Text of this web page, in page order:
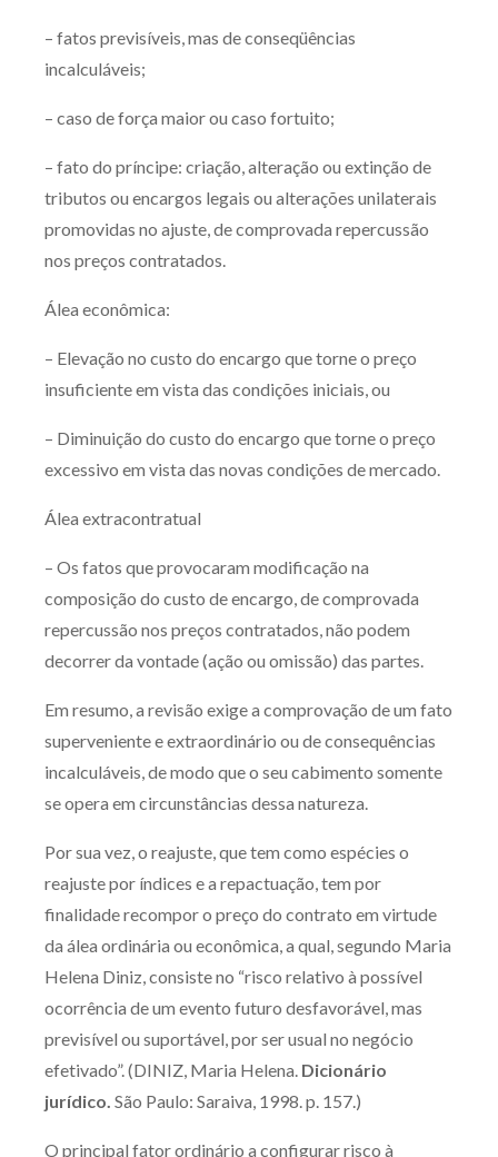
– fatos previsíveis, mas de conseqüências
incalculáveis;
– caso de força maior ou caso fortuito;
– fato do príncipe: criação, alteração ou extinção de
tributos ou encargos legais ou alterações unilaterais
promovidas no ajuste, de comprovada repercussão
nos preços contratados.
Álea econômica:
– Elevação no custo do encargo que torne o preço
insuficiente em vista das condições iniciais, ou
– Diminuição do custo do encargo que torne o preço
excessivo em vista das novas condições de mercado.
Álea extracontratual
– Os fatos que provocaram modificação na
composição do custo de encargo, de comprovada
repercussão nos preços contratados, não podem
decorrer da vontade (ação ou omissão) das partes.
Em resumo, a revisão exige a comprovação de um fato
superveniente e extraordinário ou de consequências
incalculáveis, de modo que o seu cabimento somente
se opera em circunstâncias dessa natureza.
Por sua vez, o reajuste, que tem como espécies o
reajuste por índices e a repactuação, tem por
finalidade recompor o preço do contrato em virtude
da álea ordinária ou econômica, a qual, segundo Maria
Helena Diniz, consiste no “risco relativo à possível
ocorrência de um evento futuro desfavorável, mas
previsível ou suportável, por ser usual no negócio
efetivado”. (DINIZ, Maria Helena. Dicionário
jurídico. São Paulo: Saraiva, 1998. p. 157.)
O principal fator ordinário a configurar risco à